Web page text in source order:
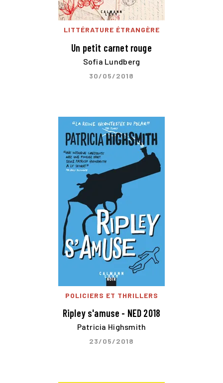
LITTÉRATURE ÉTRANGÈRE
Un petit carnet rouge
Sofia Lundberg
30/05/2018
POLICIERS ET THRILLERS
Ripley s'amuse - NED 2018
Patricia Highsmith
23/05/2018